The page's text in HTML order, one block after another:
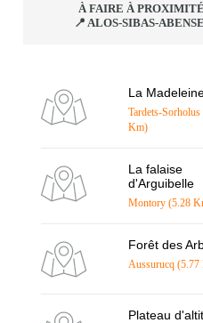
À FAIRE À
📍 ALOS-SIBAS-
La
Tardets-Sorholus
Km)
La falaise
d'Arguibelle
Montory (5.28
Forêt des
Aussurucq (5.77
Plateau